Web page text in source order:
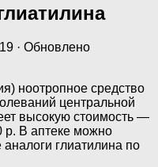
· Обновлено
ноотропное средство
центральной
высокую стоимость —
р. В аптеке можно
глиатилина по